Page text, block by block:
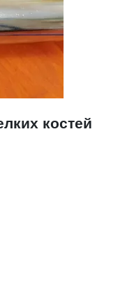
костей